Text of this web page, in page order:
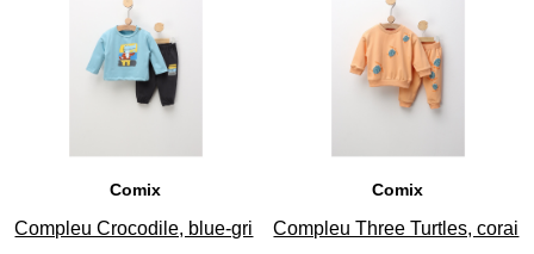
7
Comix
Compleu Crocodile, blue-gri
8
Comix
Compleu Three Turtles, corai